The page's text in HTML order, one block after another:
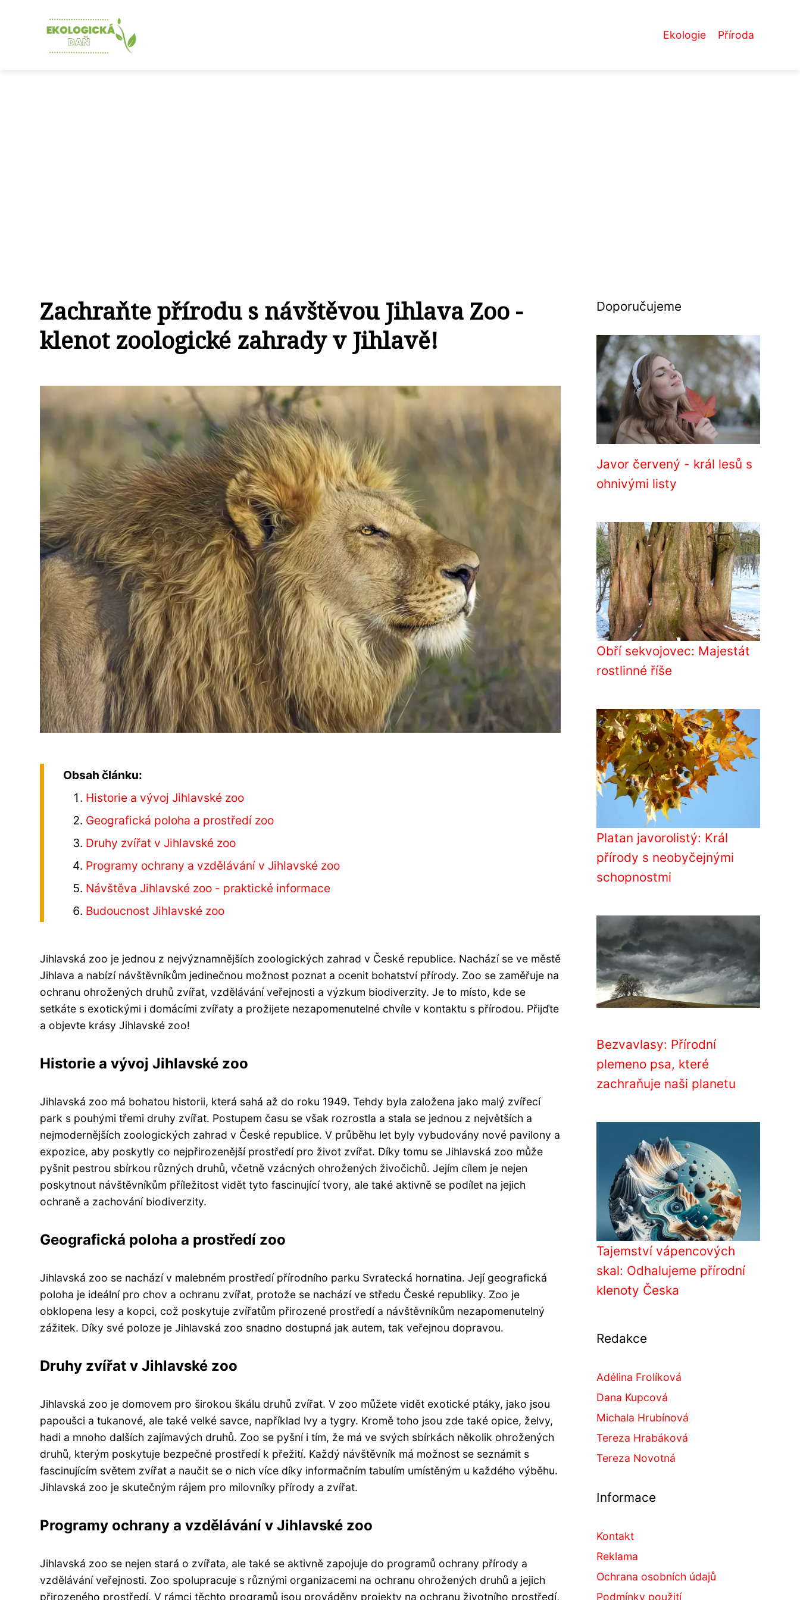
Ekologie Příroda
Zachraňte přírodu s návštěvou Jihlava Zoo -
klenot zoologické zahrady v Jihlavě!
Obsah článku:
Historie a vývoj Jihlavské zoo
Geografická poloha a prostředí zoo
Druhy zvířat v Jihlavské zoo
Programy ochrany a vzdělávání v Jihlavské zoo
Návštěva Jihlavské zoo - praktické informace
Budoucnost Jihlavské zoo
Jihlavská zoo je jednou z nejvýznamnějších zoologických zahrad v České republice. Nachází se ve městě
Jihlava a nabízí návštěvníkům jedinečnou možnost poznat a ocenit bohatství přírody. Zoo se zaměřuje na
ochranu ohrožených druhů zvířat, vzdělávání veřejnosti a výzkum biodiverzity. Je to místo, kde se
setkáte s exotickými i domácími zvířaty a prožijete nezapomenutelné chvíle v kontaktu s přírodou. Přijďte
a objevte krásy Jihlavské zoo!
Historie a vývoj Jihlavské zoo
Jihlavská zoo má bohatou historii, která sahá až do roku 1949. Tehdy byla založena jako malý zvířecí
park s pouhými třemi druhy zvířat. Postupem času se však rozrostla a stala se jednou z největších a
nejmodernějších zoologických zahrad v České republice. V průběhu let byly vybudovány nové pavilony a
expozice, aby poskytly co nejpřirozenější prostředí pro život zvířat. Díky tomu se Jihlavská zoo může
pyšnit pestrou sbírkou různých druhů, včetně vzácných ohrožených živočichů. Jejím cílem je nejen
poskytnout návštěvníkům příležitost vidět tyto fascinující tvory, ale také aktivně se podílet na jejich
ochraně a zachování biodiverzity.
Geografická poloha a prostředí zoo
Jihlavská zoo se nachází v malebném prostředí přírodního parku Svratecká hornatina. Její geografická
poloha je ideální pro chov a ochranu zvířat, protože se nachází ve středu České republiky. Zoo je
obklopena lesy a kopci, což poskytuje zvířatům přirozené prostředí a návštěvníkům nezapomenutelný
zážitek. Díky své poloze je Jihlavská zoo snadno dostupná jak autem, tak veřejnou dopravou.
Druhy zvířat v Jihlavské zoo
Jihlavská zoo je domovem pro širokou škálu druhů zvířat. V zoo můžete vidět exotické ptáky, jako jsou
papoušci a tukanové, ale také velké savce, například lvy a tygry. Kromě toho jsou zde také opice, želvy,
hadi a mnoho dalších zajímavých druhů. Zoo se pyšní i tím, že má ve svých sbírkách několik ohrožených
druhů, kterým poskytuje bezpečné prostředí k přežití. Každý návštěvník má možnost se seznámit s
fascinujícím světem zvířat a naučit se o nich více díky informačním tabulím umístěným u každého výběhu.
Jihlavská zoo je skutečným rájem pro milovníky přírody a zvířat.
Programy ochrany a vzdělávání v Jihlavské zoo
Jihlavská zoo se nejen stará o zvířata, ale také se aktivně zapojuje do programů ochrany přírody a
vzdělávání veřejnosti. Zoo spolupracuje s různými organizacemi na ochranu ohrožených druhů a jejich
přirozeného prostředí. V rámci těchto programů jsou prováděny projekty na ochranu životního prostředí,
Doporučujeme
Javor červený - král lesů s
ohnivými listy
Obří sekvojovec: Majestát
rostlinné říše
Platan javorolistý: Král
přírody s neobyčejnými
schopnostmi
Bezvavlasy: Přírodní
plemeno psa, které
zachraňuje naši planetu
Tajemství vápencových
skal: Odhalujeme přírodní
klenoty Česka
Redakce
Adélina Frolíková
Dana Kupcová
Michala Hrubínová
Tereza Hrabáková
Tereza Novotná
Informace
Kontakt
Reklama
Ochrana osobních údajů
Podmínky použití